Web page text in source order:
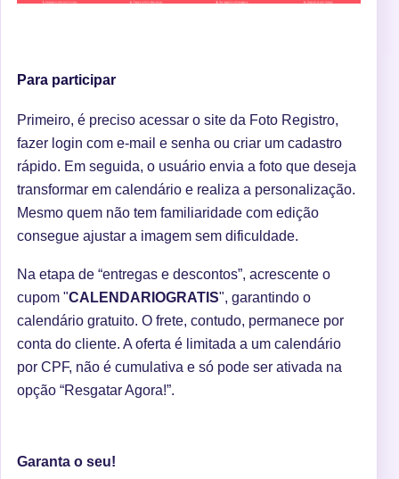
Para participar
Primeiro, é preciso acessar o site da Foto Registro,
fazer login com e-mail e senha ou criar um cadastro
rápido. Em seguida, o usuário envia a foto que deseja
transformar em calendário e realiza a personalização.
Mesmo quem não tem familiaridade com edição
consegue ajustar a imagem sem dificuldade.
Na etapa de “entregas e descontos”, acrescente o
cupom "CALENDARIOGRATIS", garantindo o
calendário gratuito. O frete, contudo, permanece por
conta do cliente. A oferta é limitada a um calendário
por CPF, não é cumulativa e só pode ser ativada na
opção “Resgatar Agora!”.
Garanta o seu!